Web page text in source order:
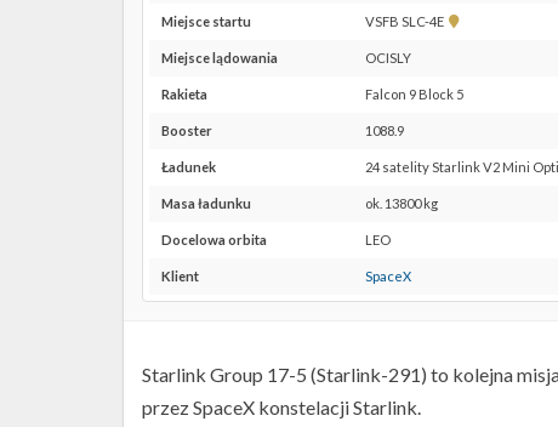
Miejsce startu VSFB SLC-4E
Pokaż
SLC-
Maps
Miejsce lądowania OCISLY
Rakieta Falcon 9 Block 5
Booster 1088.9
Ładunek 24 satelity Starlink V2 Mini
Masa ładunku ok. 13800 kg
Docelowa orbita LEO
Klient SpaceX
Starlink Group 17-5 (Starlink-291) to kolejna
przez SpaceX konstelacji Starlink.